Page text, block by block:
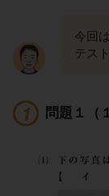
今回
テス
問題１（